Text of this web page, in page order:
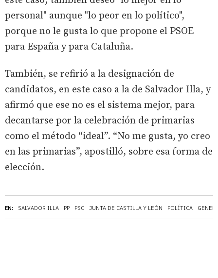
EN: SALVADOR ILLA PP PSC JUNTA DE CASTILLA Y LEÓN POLÍTICA
personal" aunque "lo peor en lo político",
porque no le gusta lo que propone el PSOE
para España y para Cataluña.
También, se refirió a la designación de
candidatos, en este caso a la de Salvador Illa, y
afirmó que ese no es el sistema mejor, para
decantarse por la celebración de primarias
como el método “ideal”. “No me gusta, yo creo
en las primarias”, apostilló, sobre esa forma de
elección.